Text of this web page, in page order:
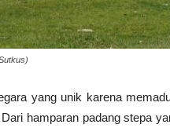
yang unik karena
hamparan padang stepa